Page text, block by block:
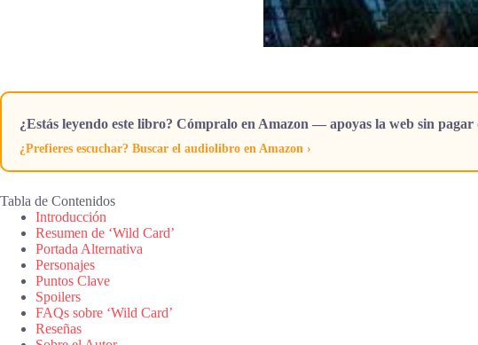
¿Estás leyendo este libro? Cómpralo en Amazon — apoyas la web sin pagar
¿Prefieres escuchar? Buscar el audiolibro en Amazon ›
Tabla de Contenidos
Introducción
Resumen de ‘Wild Card’
Portada Alternativa
Personajes
Puntos Clave
Spoilers
FAQs sobre ‘Wild Card’
Reseñas